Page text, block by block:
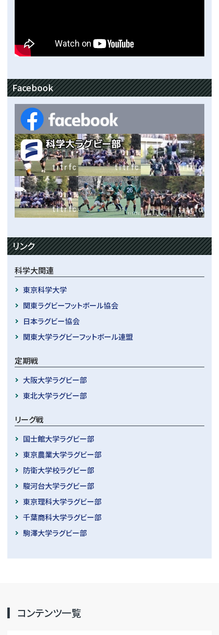
Facebook
リンク
科学大関連
東京科学大学
関東ラグビーフットボール協会
日本ラグビー協会
関東大学ラグビーフットボール連盟
定期戦
大阪大学ラグビー部
東北大学ラグビー部
リーグ戦
国士館大学ラグビー部
東京農業大学ラグビー部
防衛大学校ラグビー部
駿河台大学ラグビー部
東京理科大学ラグビー部
千葉商科大学ラグビー部
駒澤大学ラグビー部
コンテンツ一覧